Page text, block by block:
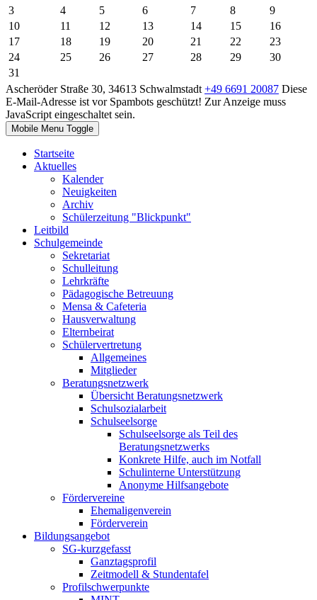
3
4 5 6 7 8
9
10
11 12 13 14 15
16
17
18 19 20 21 22
23
24
25 26 27 28 29
30
31
Ascheröder Straße 30, 34613 Schwalmstadt +49 6691 20087 Diese
E-Mail-Adresse ist vor Spambots geschützt! Zur Anzeige muss
JavaScript eingeschaltet sein.
Mobile Menu Toggle
Startseite
Aktuelles
Kalender
Neuigkeiten
Archiv
Schülerzeitung "Blickpunkt"
Leitbild
Schulgemeinde
Sekretariat
Schulleitung
Lehrkräfte
Pädagogische Betreuung
Mensa & Cafeteria
Hausverwaltung
Elternbeirat
Schülervertretung
Allgemeines
Mitglieder
Beratungsnetzwerk
Übersicht Beratungsnetzwerk
Schulsozialarbeit
Schulseelsorge
Schulseelsorge als Teil des
Beratungsnetzwerks
Konkrete Hilfe, auch im Notfall
Schulinterne Unterstützung
Anonyme Hilfsangebote
Fördervereine
Ehemaligenverein
Förderverein
Bildungsangebot
SG-kurzgefasst
Ganztagsprofil
Zeitmodell & Stundentafel
Profilschwerpunkte